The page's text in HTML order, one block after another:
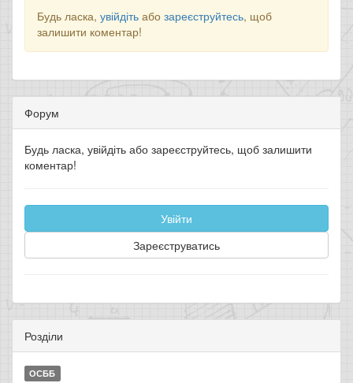
Будь ласка, увійдіть або зареєструйтесь, щоб
залишити коментар!
Форум
Будь ласка, увійдіть або зареєструйтесь, щоб залишити
коментар!
Увійти
Зареєструватись
Розділи
ОСББ